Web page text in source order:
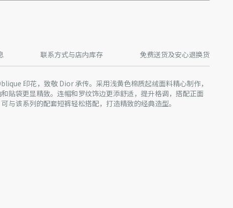
联系方式与店内库存 免费送货及安心退换货
印花，致敬 Dior 承传。采用浅黄色棉质起绒面料精心制作，
贴袋更显精致。连帽和罗纹饰边更添舒适，提升格调，搭配正面
与该系列的配套短裤轻松搭配，打造精致的经典造型。
产批次等原因，网站中的信息可能存在色差、尺码误差、成分含